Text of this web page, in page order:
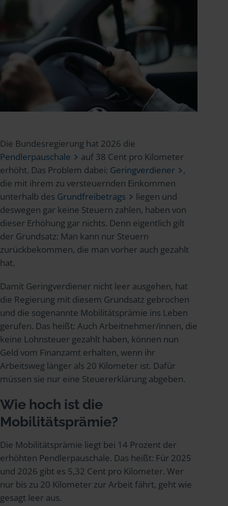
Die Bundesregierung hat 2026 die
Pendlerpauschale
auf 38 Cent pro Kilometer
erhöht. Das Problem dabei: Geringverdiener
,
die mit ihrem zu versteuernden Einkommen
unterhalb des Grundfreibetrags
liegen und
deswegen gar keine Steuern zahlen, haben von
dieser Erhöhung gar nichts. Denn eigentlich gilt
der Grundsatz: Man kann nur Steuern
zurückbekommen, die man vorher auch gezahlt
hat.
Damit Geringverdiener nicht leer ausgehen, hat
die Regierung mit diesem Grundsatz gebrochen
und die sogenannte Mobilitätsprämie ins Leben
gerufen. Das heißt: Auch Arbeitnehmer/innen, die
keine Lohnsteuer gezahlt haben, können nun
Geld vom Finanzamt erhalten, wenn ihr
Arbeitsweg länger als 20 Kilometer ist. Dafür
müssen sie nur eine Steuererklärung abgeben.
Wie hoch ist die
Mobilitätsprämie?
Die Mobilitätsprämie liegt bei 14 Prozent der
erhöhten Pendlerpauschale. Das heißt: Für 2025
und 2026 gibt es 5,32 Cent pro Kilometer. Wer
nur bis zu 20 Kilometer zur Arbeit fährt, geht wie
gesagt leer aus.